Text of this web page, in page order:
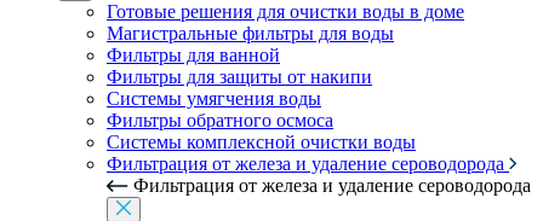
Готовые решения для очистки воды в доме
Магистральные фильтры для воды
Фильтры для ванной
Фильтры для защиты от накипи
Системы умягчения воды
Фильтры обратного осмоса
Системы комплексной очистки воды
Фильтрация от железа и удаление сероводорода
Фильтрация от железа и удаление сероводорода